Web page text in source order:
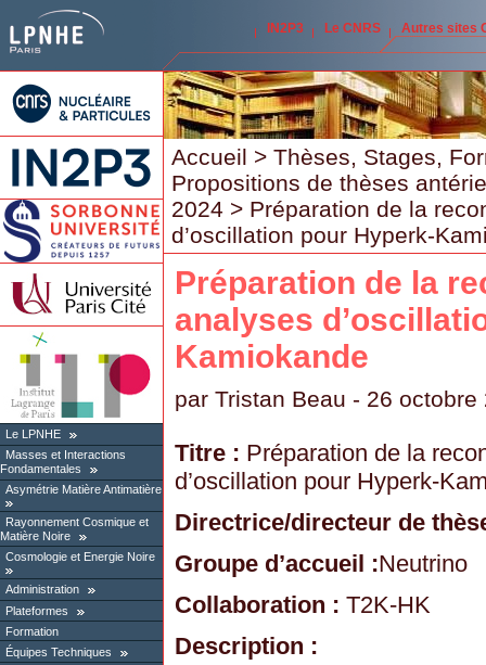
IN2P3 Le CNRS Autres sites
Le LPNHE
Masses et Interactions
Fondamentales
Asymétrie Matière Antimatière
Rayonnement Cosmique et
Matière Noire
Cosmologie et Energie Noire
Administration
Plateformes
Formation
Équipes Techniques
Accueil > Thèses, Stages,
Propositions de thèses
2024 > Préparation de la
d’oscillation pour Hyperk-
Préparation de la
analyses
Kamiokande
par Tristan Beau - 26 octobre
Titre : Préparation de la
d’oscillation pour Hyperk-
Directrice/directeur de
Groupe d’accueil :Neutrino
Collaboration : T2K-HK
Description :